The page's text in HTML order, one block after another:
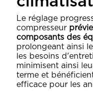
Le réglage
compresseur
composants des
prolongeant ainsi
les besoins
minimisent ainsi
terme et
efficace pour les